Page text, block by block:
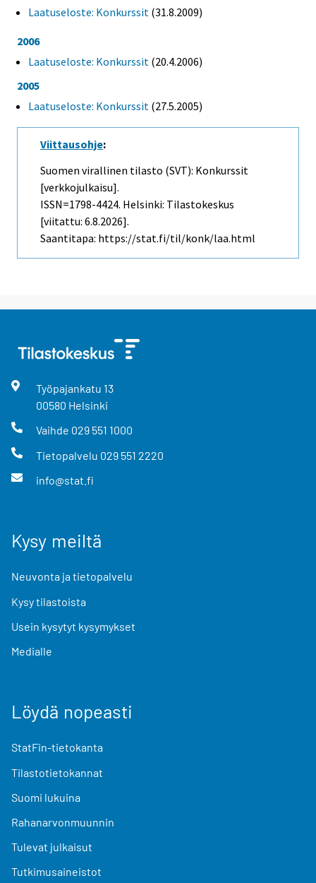
Laatuseloste: Konkurssit (31.8.2009)
2006
Laatuseloste: Konkurssit (20.4.2006)
2005
Laatuseloste: Konkurssit (27.5.2005)
Viittausohje:
Suomen virallinen tilasto (SVT): Konkurssit
[verkkojulkaisu].
ISSN=1798-4424. Helsinki: Tilastokeskus
[viitattu: 6.8.2026].
Saantitapa: https://stat.fi/til/konk/laa.html
Työpajankatu 13
00580 Helsinki
Vaihde 029 551 1000
Tietopalvelu 029 551 2220
info@stat.fi
Kysy meiltä
Neuvonta ja tietopalvelu
Kysy tilastoista
Usein kysytyt kysymykset
Medialle
Löydä nopeasti
StatFin-tietokanta
Tilastotietokannat
Suomi lukuina
Rahanarvonmuunnin
Tulevat julkaisut
Tutkimusaineistot